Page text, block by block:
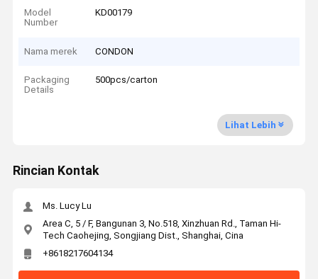
Model
Number
KD00179
Nama merek CONDON
Packaging
Details
500pcs/carton
Lihat Lebih
Rincian Kontak
Ms. Lucy Lu
Area C, 5 / F, Bangunan 3, No.518, Xinzhuan Rd., Taman Hi-
Tech Caohejing, Songjiang Dist., Shanghai, Cina
+8618217604134